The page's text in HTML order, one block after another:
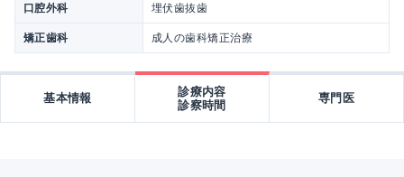
口腔外科 埋伏歯抜歯
矯正歯科 成人の歯科矯正治療
基本情報
診療内容
診察時間
専門医